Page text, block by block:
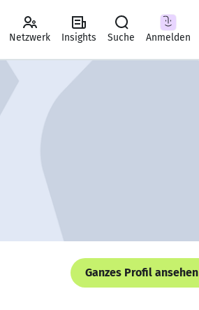
Netzwerk Insights Suche Anmelden
Ganzes Profil ansehen